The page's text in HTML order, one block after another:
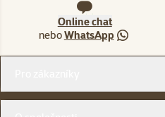
Online chat
neboWhatsApp